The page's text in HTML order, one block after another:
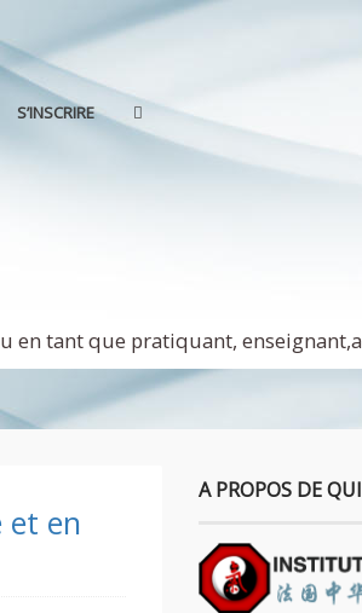
S’INSCRIRE
tant que pratiquant,
et en
A PROPOS DE